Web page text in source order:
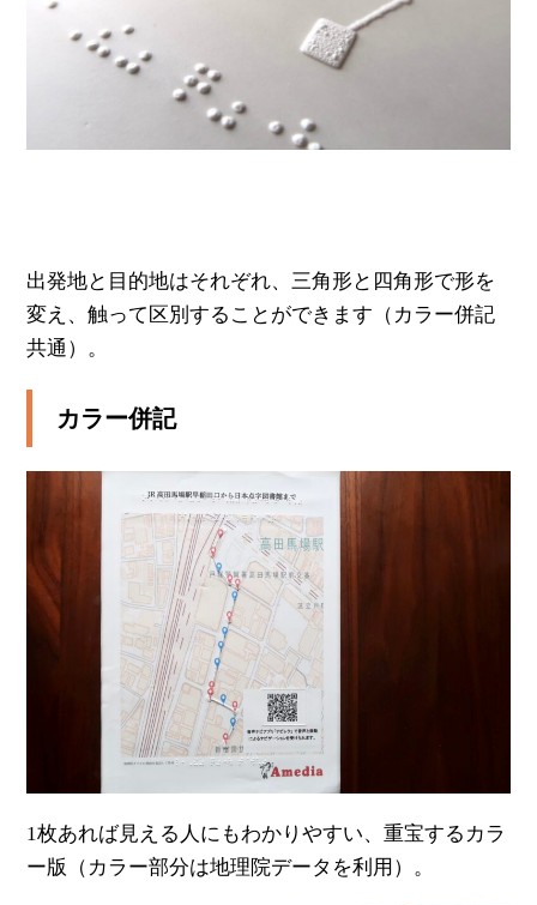
出発地と目的地はそれぞれ、三角形と四角形で形を
変え、触って区別することができます（カラー併記
共通）。
カラー併記
1枚あれば見える人にもわかりやすい、重宝するカラ
ー版（カラー部分は地理院データを利用）。